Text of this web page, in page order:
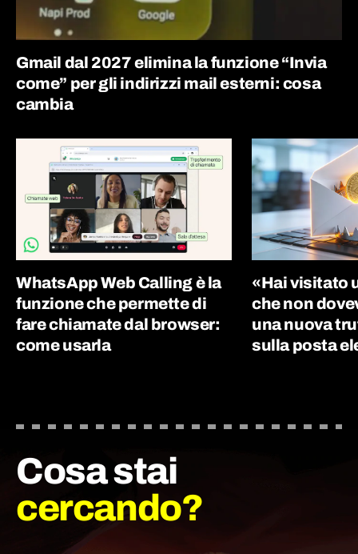
Gmail dal 2027 elimina la funzione “Invia
come” per gli indirizzi mail esterni: cosa
cambia
WhatsApp Web Calling è la
funzione che permette di
fare chiamate dal browser:
come usarla
«Hai visitato
che non
una nuova
sulla posta
Cosa stai
cercando?